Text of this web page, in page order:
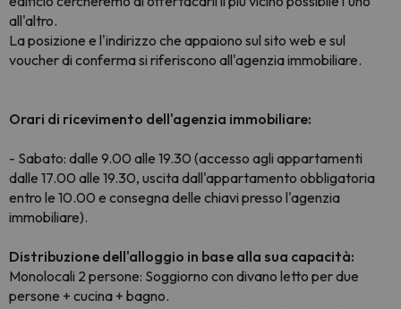
all'altro.
La posizione e l'indirizzo che appaiono sul sito web e sul
voucher di conferma si riferiscono all'agenzia immobiliare.
Orari di ricevimento dell'agenzia immobiliare:
- Sabato: dalle 9.00 alle 19.30 (accesso agli appartamenti
dalle 17.00 alle 19.30, uscita dall'appartamento obbligatoria
entro le 10.00 e consegna delle chiavi presso l'agenzia
immobiliare).
Distribuzione dell'alloggio in base alla sua capacità:
Monolocali 2 persone: Soggiorno con divano letto per due
persone + cucina + bagno.